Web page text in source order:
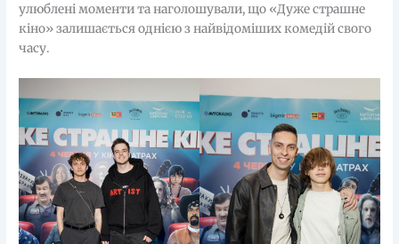
улюблені моменти та наголошували, що «Дуже страшне
кіно» залишається однією з найвідоміших комедій свого
часу.